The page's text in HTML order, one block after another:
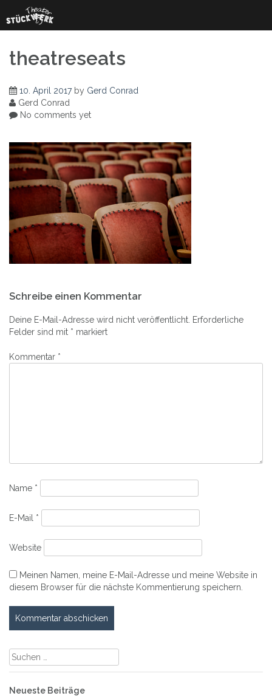
to
content
theatreseats
10. April 2017by Gerd Conrad
Gerd Conrad
No comments yet
Navigation
Schreibe einen Kommentar
Deine E-Mail-Adresse wird nicht veröffentlicht. Erforderliche
Felder sind mit * markiert
Kommentar *
Name *
E-Mail *
Website
Meinen Namen, meine E-Mail-Adresse und meine Website in
diesem Browser für die nächste Kommentierung speichern.
Suche
nach:
Neueste Beiträge